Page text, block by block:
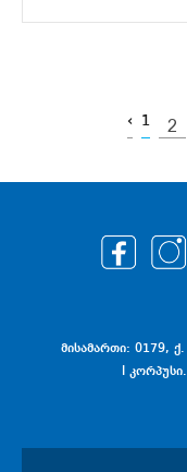
‹ 1 2
მისამართი: 0179,
I